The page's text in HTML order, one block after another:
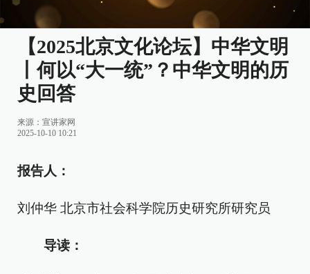
【2025北京文化论坛】中华文明
丨何以“大一统”？中华文明的历
史回答
来源： 宣讲家网
2025-10-10 10:21
报告人：
刘仲华 北京市社会科学院历史研究所研究员
导读：